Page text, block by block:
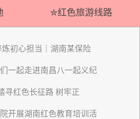
✮红色旅游线路
初心担当｜湖南某保险
一起走进南昌八一起义纪
寻红色长征路 树牢正
开展湖南红色教育培训活